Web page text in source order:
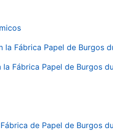
Fábrica Papel de Burgos
Fábrica Papel de Burgos
de Papel de Burgos